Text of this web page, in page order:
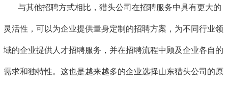
与其他招聘方式相比，猎头公司在招聘服务中具有更大的
灵活性，可以为企业提供量身定制的招聘方案，为不同行业领
域的企业提供人才招聘服务，并在招聘流程中顾及企业各自的
需求和独特性。这也是越来越多的企业选择山东猎头公司的原